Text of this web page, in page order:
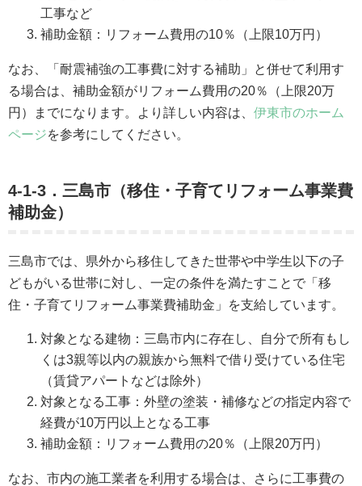
工事など
補助金額：リフォーム費用の10％（上限10万円）
なお、「耐震補強の工事費に対する補助」と併せて利用す
る場合は、補助金額がリフォーム費用の20％（上限20万
円）までになります。より詳しい内容は、 伊東市のホーム
ページを参考にしてください。
4-1-3．三島市（移住・子育てリフォーム事業費
補助金）
三島市では、県外から移住してきた世帯や中学生以下の子
どもがいる世帯に対し、一定の条件を満たすことで「移
住・子育てリフォーム事業費補助金」を支給しています。
対象となる建物：三島市内に存在し、自分で所有もし
くは3親等以内の親族から無料で借り受けている住宅
（賃貸アパートなどは除外）
対象となる工事：外壁の塗装・補修などの指定内容で
経費が10万円以上となる工事
補助金額：リフォーム費用の20％（上限20万円）
なお、市内の施工業者を利用する場合は、さらに工事費の